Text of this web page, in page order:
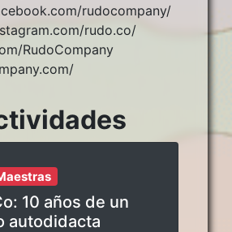
rudocompany/
rudo.co/
RudoCompany
10 años de un
autodidacta